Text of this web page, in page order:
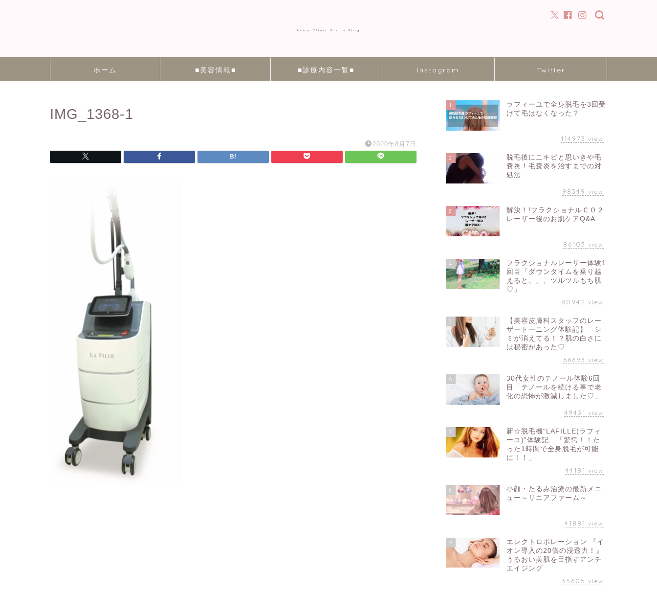
Aoba Clinic Group Blog
ホーム ■美容情報■ ■診療内容一覧■ Instagram Twitter
IMG_1368-1
2020年8月7日
1
ラフィーユで全身脱毛を3回受
けて毛はなくなった？
114973 view
2
脱毛後にニキビと思いきや毛
嚢炎！毛嚢炎を治すまでの対
処法
98349 view
3
解決！!フラクショナルＣＯ２
レーザー後のお肌ケアQ&A
86103 view
4
フラクショナルレーザー体験1
回目「ダウンタイムを乗り越
えると、、、ツルツルもち肌
♡」
80942 view
5
【美容皮膚科スタッフのレー
ザートーニング体験記】 シ
ミが消えてる！？肌の白さに
は秘密があった♡
66693 view
6
30代女性のテノール体験6回
目「テノールを続ける事で老
化の恐怖が激減しました♡」
49431 view
7
新☆脱毛機“LAFILLE(ラフィ
ーユ)”体験記 「驚愕！！た
った1時間で全身脱毛が可能
に！！」
44181 view
8
小顔・たるみ治療の最新メニ
ュー～リニアファーム～
41881 view
9
エレクトロポレーション 『イ
オン導入の20倍の浸透力！』
うるおい美肌を目指すアンチ
エイジング
35605 view